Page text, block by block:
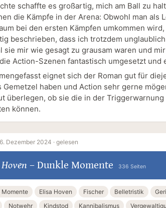
schaffte es großartig, mich am Ball zu
die Kämpfe in der Arena: Obwohl man als
bei den ersten Kämpfen umkommen
beschrieben, dass ich trotzdem
sie mir wie gesagt zu grausam waren und
Action-Szenen fantastisch umgesetzt und
eignet sich der Roman gut für
Gemetzel haben und Action sehr gerne
überlegen, ob sie die in der
können.
6. Dezember 2024 · gelesen
– Dunkle Momente 336 Seiten
Momente Elisa Hoven Fischer Belletristik
Notwehr Kindstod Kannibalismus